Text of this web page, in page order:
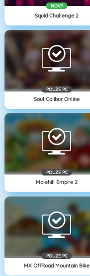
NOVÝ
Squid Challenge 2
POUZE PC
Soul Calibur Online
POUZE PC
Molehill Empire 2
POUZE PC
MX OffRoad Mountain Bike